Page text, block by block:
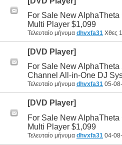
For Sale New
Multi Player $1,099
Τελευταίο μήνυμα dhvxfa31 Χθες
[DVD Player]
For Sale New AlphaTheta
Channel All-in-One DJ
Τελευταίο μήνυμα dhvxfa31 05-
[DVD Player]
For Sale New
Multi Player $1,099
Τελευταίο μήνυμα dhvxfa31 04-